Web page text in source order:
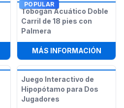
BUNGEE FOOTBALL TUG-O-WAR
POPULAR
Tobogán Acuático Doble
Carril de 18 pies con
Palmera
MÁS INFORMACIÓN:
Juego Interactivo de
Hipopótamo para Dos
Jugadores